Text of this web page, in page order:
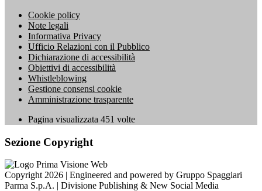
Cookie policy
Note legali
Informativa Privacy
Ufficio Relazioni con il Pubblico
Dichiarazione di accessibilità
Obiettivi di accessibilità
Whistleblowing
Gestione consensi cookie
Amministrazione trasparente
Pagina visualizzata 451 volte
Sezione Copyright
Copyright 2026 | Engineered and powered by Gruppo Spaggiari
Parma S.p.A. | Divisione Publishing & New Social Media